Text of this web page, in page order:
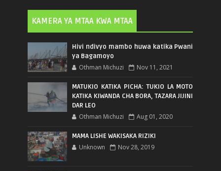
KAMERA YA MTAA KWA MTAA
Hivi ndivyo mambo huwa katika Pwani
ya Bagamoyo
Othman Michuzi Nov 11, 2021
MATUKIO KATIKA PICHA: TUKIO LA MOTO
KATIKA KIWANDA CHA BORA, TAZARA JIJINI
DAR LEO
Othman Michuzi Aug 01, 2020
MAMA LISHE WAKISAKA RIZIKI
Unknown Nov 28, 2019